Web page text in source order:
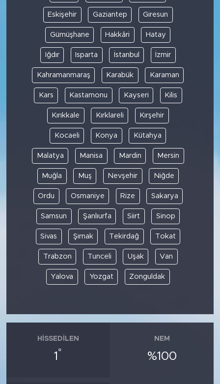
Eskişehir Gaziantep Giresun
Gümüşhane Hakkâri Hatay
Iğdır Isparta İstanbul İzmir
Kahramanmaraş Karabük Karaman
Kars Kastamonu Kayseri Kilis
Kırıkkale Kırklareli Kırşehir
Kocaeli Konya Kütahya
Malatya Manisa Mardin Mersin
Muğla Muş Nevşehir Niğde
Ordu Osmaniye Rize Sakarya
Samsun Şanlıurfa Siirt Sinop
Sivas Şırnak Tekirdağ Tokat
Trabzon Tunceli Uşak Van
Yalova Yozgat Zonguldak
HISSEDILEN
1 °
NEM
%100